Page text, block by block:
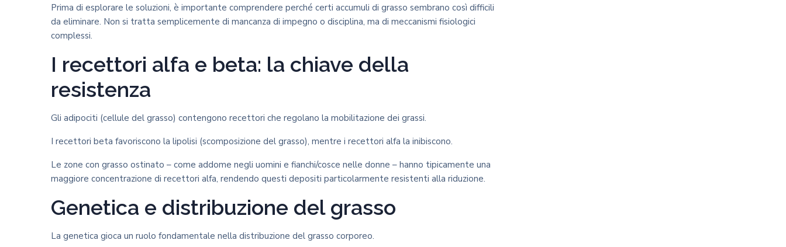
Prima di esplorare le soluzioni, è importante comprendere perché certi accumuli di grasso sembrano così difficili
da eliminare. Non si tratta semplicemente di mancanza di impegno o disciplina, ma di meccanismi fisiologici
complessi.
I recettori alfa e beta: la chiave della
resistenza
Gli adipociti (cellule del grasso) contengono recettori che regolano la mobilitazione dei grassi.
I recettori beta favoriscono la lipolisi (scomposizione del grasso), mentre i recettori alfa la inibiscono.
Le zone con grasso ostinato – come addome negli uomini e fianchi/cosce nelle donne – hanno tipicamente una
maggiore concentrazione di recettori alfa, rendendo questi depositi particolarmente resistenti alla riduzione.
Genetica e distribuzione del grasso
La genetica gioca un ruolo fondamentale nella distribuzione del grasso corporeo.